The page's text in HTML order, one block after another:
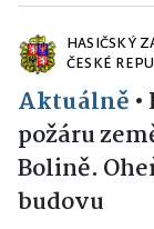
HASIČSKÝ
ČESKÉ
Aktuálně •
požáru
Bolině.
budovu